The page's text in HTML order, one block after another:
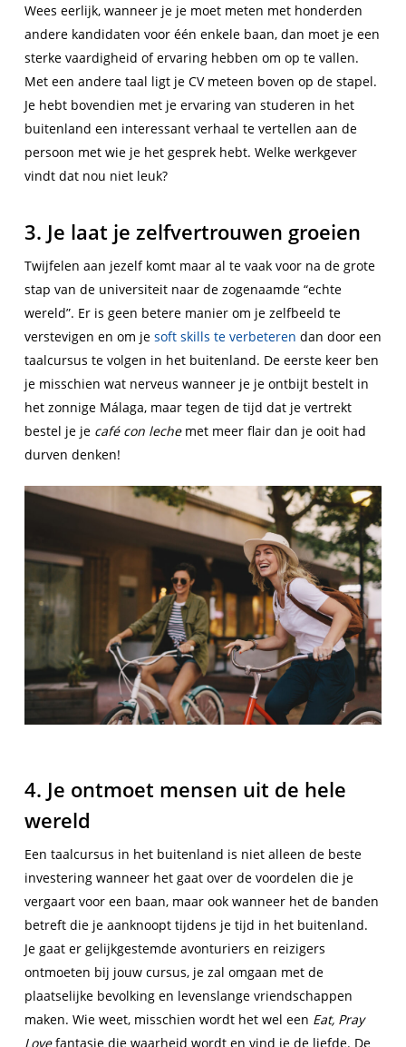
Wees eerlijk, wanneer je je moet meten met honderden
andere kandidaten voor één enkele baan, dan moet je een
sterke vaardigheid of ervaring hebben om op te vallen.
Met een andere taal ligt je CV meteen boven op de stapel.
Je hebt bovendien met je ervaring van studeren in het
buitenland een interessant verhaal te vertellen aan de
persoon met wie je het gesprek hebt. Welke werkgever
vindt dat nou niet leuk?
3. Je laat je zelfvertrouwen groeien
Twijfelen aan jezelf komt maar al te vaak voor na de grote
stap van de universiteit naar de zogenaamde “echte
wereld”. Er is geen betere manier om je zelfbeeld te
verstevigen en om je soft skills te verbeteren dan door een
taalcursus te volgen in het buitenland. De eerste keer ben
je misschien wat nerveus wanneer je je ontbijt bestelt in
het zonnige Málaga, maar tegen de tijd dat je vertrekt
bestel je je café con lechemet meer flair dan je ooit had
durven denken!
4. Je ontmoet mensen uit de hele
wereld
Een taalcursus in het buitenland is niet alleen de beste
investering wanneer het gaat over de voordelen die je
vergaart voor een baan, maar ook wanneer het de banden
betreft die je aanknoopt tijdens je tijd in het buitenland.
Je gaat er gelijkgestemde avonturiers en reizigers
ontmoeten bij jouw cursus, je zal omgaan met de
plaatselijke bevolking en levenslange vriendschappen
maken. Wie weet, misschien wordt het wel een Eat, Pray
Lovefantasie die waarheid wordt en vind je de liefde. De